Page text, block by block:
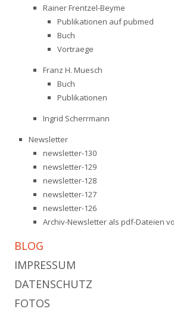
Rainer Frentzel-Beyme
Publikationen auf pubmed
Buch
Vortraege
Franz H. Muesch
Buch
Publikationen
Ingrid Scherrmann
Newsletter
newsletter-130
newsletter-129
newsletter-128
newsletter-127
newsletter-126
Archiv-Newsletter als pdf-Dateien
BLOG
IMPRESSUM
DATENSCHUTZ
FOTOS